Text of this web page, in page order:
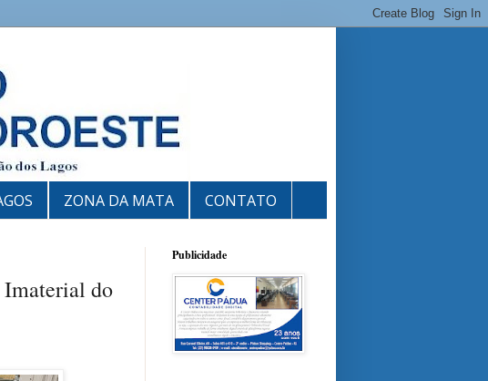
ZONA DA MATA CONTATO
do
Publicidade